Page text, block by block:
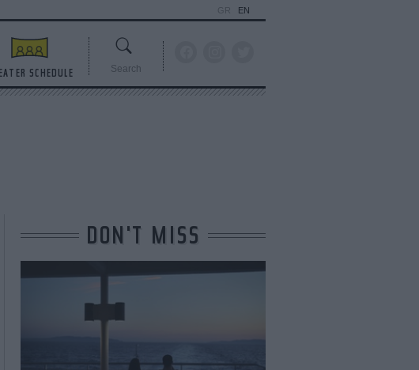
GR EN
SCHEDULE Search
DON'T MISS